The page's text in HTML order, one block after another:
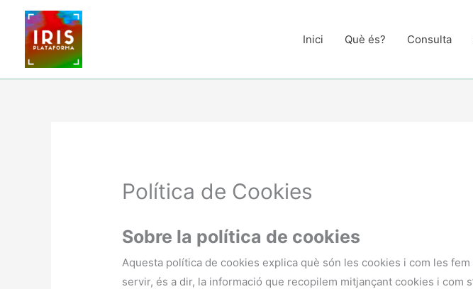
contingut
Inici Què és? Consulta
Política de Cookies
Sobre la política de cookies
Aquesta política de cookies explica què són les cookies i com les
servir, és a dir, la informació que recopilem mitjançant cookies i com